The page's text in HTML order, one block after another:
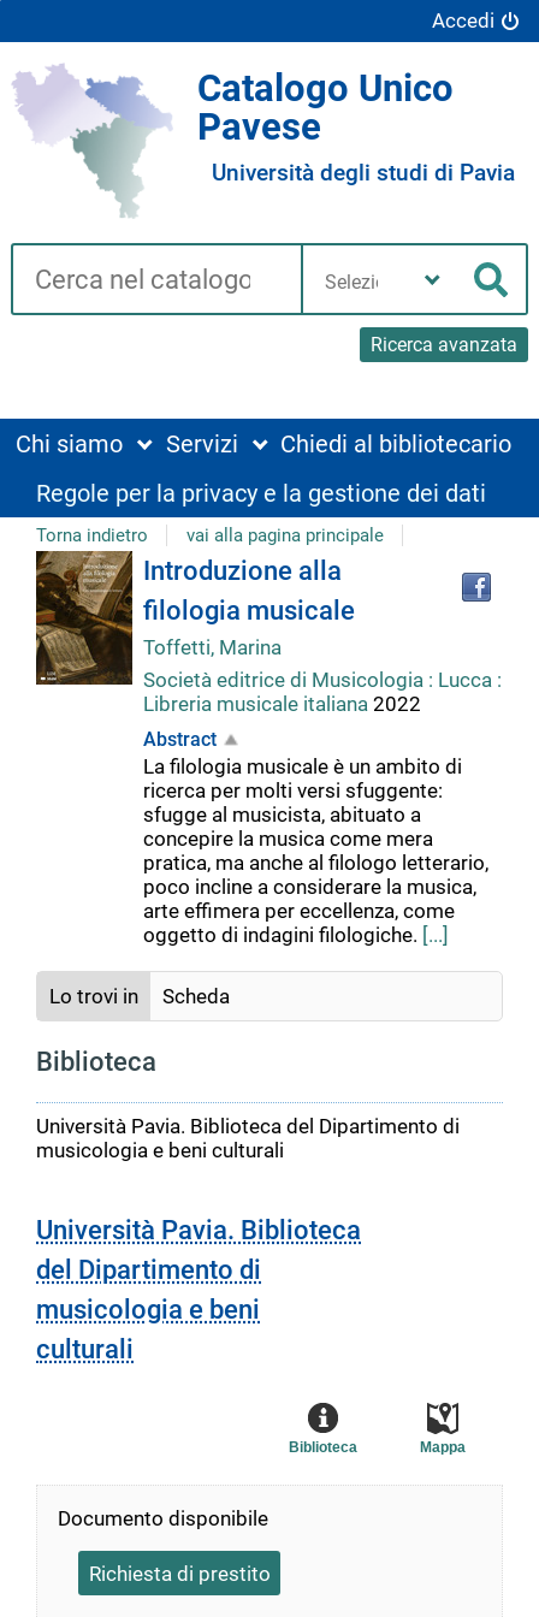
Accedi
Catalogo Unico
Pavese
Università degli studi di Pavia
Cerca su "Catalogo"
Ricerca avanzata
biblioteca
Chi siamo Servizi
Chiedi al bibliotecario
Regole per la privacy e la gestione dei dati
Torna indietro vai alla pagina principale
Dettaglio
del
documento
Introduzione alla
filologia musicale
Toffetti, Marina
Società editrice di Musicologia : Lucca :
Libreria musicale italiana 2022
Abstract
La filologia musicale è un ambito di
ricerca per molti versi sfuggente:
sfugge al musicista, abituato a
concepire la musica come mera
pratica, ma anche al filologo letterario,
poco incline a considerare la musica,
arte effimera per eccellenza, come
oggetto di indagini filologiche. [...]
Lo trovi in Scheda
Biblioteca
Università Pavia. Biblioteca del Dipartimento di
musicologia e beni culturali
Università Pavia. Biblioteca
del Dipartimento di
musicologia e beni
culturali
Mappa
Biblioteca
Documento disponibile
Richiesta di prestito